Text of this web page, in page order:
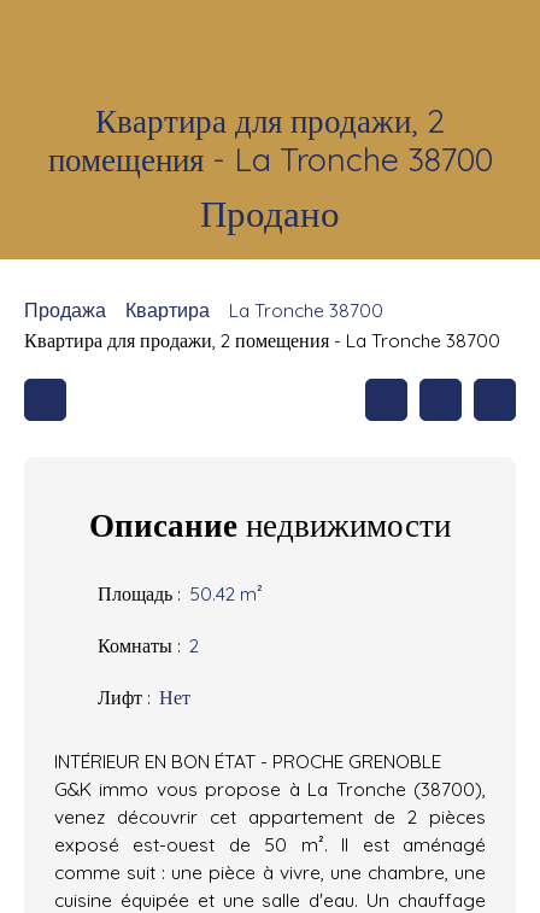
Квартира для продажи, 2
помещения - La Tronche 38700
Продано
Продажа Квартира
La Tronche 38700
Квартира для продажи, 2 помещения - La Tronche 38700
Описание недвижимости
Площадь : 50.42 m²
Комнаты : 2
Лифт : Нет
INTÉRIEUR EN BON ÉTAT - PROCHE GRENOBLE
G&K immo vous propose à La Tronche (38700),
venez découvrir cet appartement de 2 pièces
exposé est-ouest de 50 m². Il est aménagé
comme suit : une pièce à vivre, une chambre, une
cuisine équipée et une salle d'eau. Un chauffage